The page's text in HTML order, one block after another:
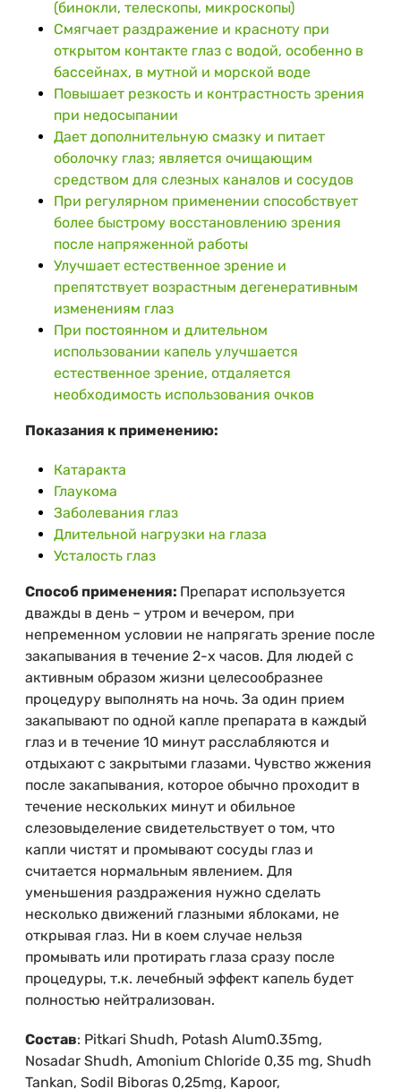
(бинокли, телескопы, микроскопы)
Смягчает раздражение и красноту при
открытом контакте глаз с водой, особенно в
бассейнах, в мутной и морской воде
Повышает резкость и контрастность зрения
при недосыпании
Дает дополнительную смазку и питает
оболочку глаз; является очищающим
средством для слезных каналов и сосудов
При регулярном применении способствует
более быстрому восстановлению зрения
после напряженной работы
Улучшает естественное зрение и
препятствует возрастным дегенеративным
изменениям глаз
При постоянном и длительном
использовании капель улучшается
естественное зрение, отдаляется
необходимость использования очков
Показания к применению:
Катаракта
Глаукома
Заболевания глаз
Длительной нагрузки на глаза
Усталость глаз
Способ применения: Препарат используется
дважды в день – утром и вечером, при
непременном условии не напрягать зрение после
закапывания в течение 2-х часов. Для людей с
активным образом жизни целесообразнее
процедуру выполнять на ночь. За один прием
закапывают по одной капле препарата в каждый
глаз и в течение 10 минут расслабляются и
отдыхают с закрытыми глазами. Чувство жжения
после закапывания, которое обычно проходит в
течение нескольких минут и обильное
слезовыделение свидетельствует о том, что
капли чистят и промывают сосуды глаз и
считается нормальным явлением. Для
уменьшения раздражения нужно сделать
несколько движений глазными яблоками, не
открывая глаз. Ни в коем случае нельзя
промывать или протирать глаза сразу после
процедуры, т.к. лечебный эффект капель будет
полностью нейтрализован.
Состав: Pitkari Shudh, Potash Alum0.35mg,
Nosadar Shudh, Amonium Chloride 0,35 mg, Shudh
Tankan, Sodil Biboras 0,25mg, Kapoor,